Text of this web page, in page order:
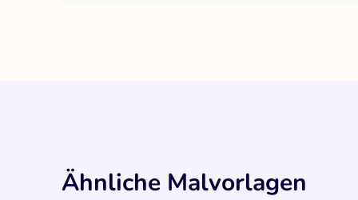
Ähnliche Malvorlagen